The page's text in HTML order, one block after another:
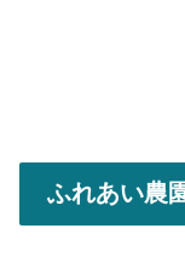
ふれあい農